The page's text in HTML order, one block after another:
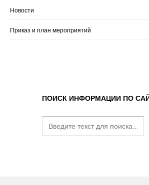
Новости
Приказ и план мероприятий
ПОИСК ИНФОРМАЦИИ ПО